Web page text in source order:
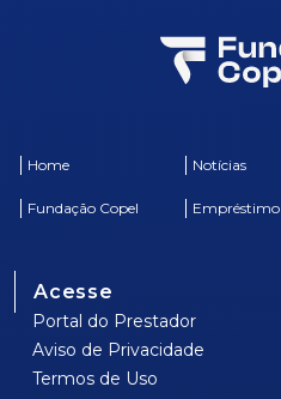
Home Notícias
Fundação Copel Empréstimo
Acesse
Portal do Prestador
Aviso de Privacidade
Termos de Uso